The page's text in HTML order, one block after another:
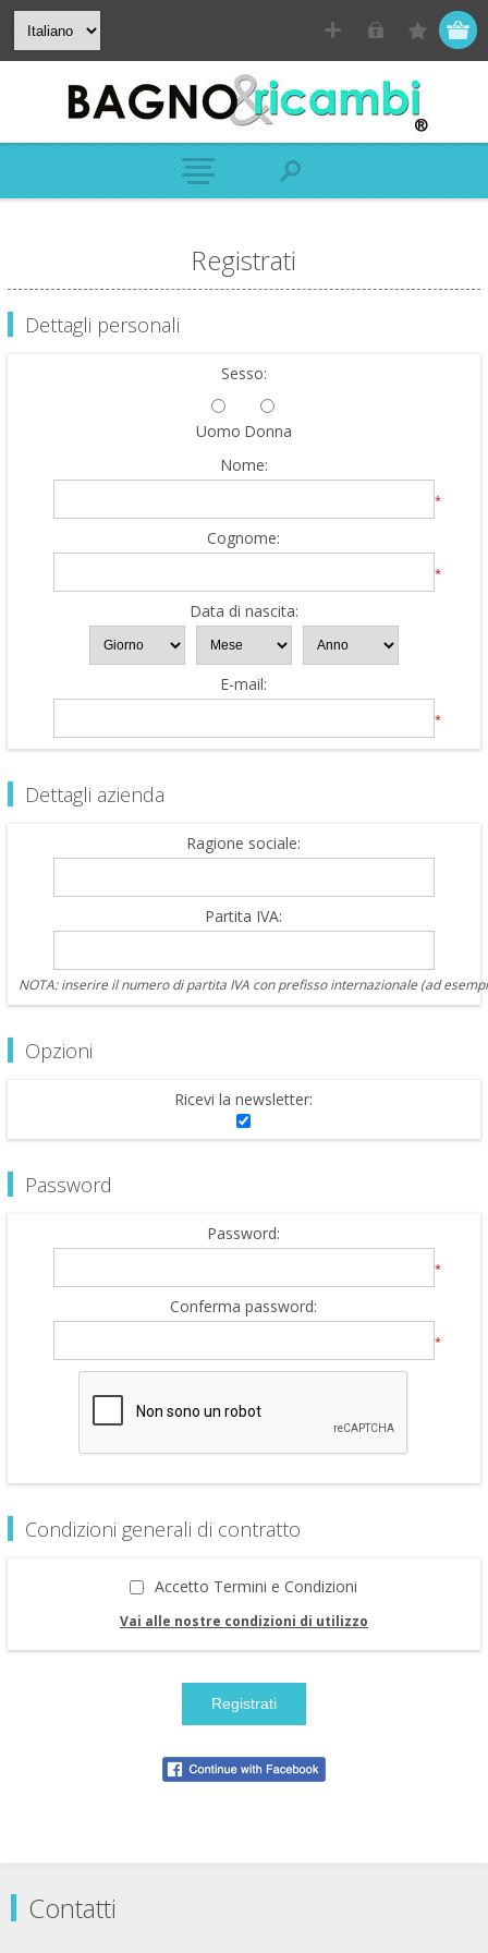
Registrati
Dettagli personali
Sesso:
Uomo Donna
Nome:
*
Cognome:
*
Data di nascita:
E-mail:
*
Dettagli azienda
Ragione sociale:
Partita IVA:
NOTA: inserire il numero di partita IVA con prefisso internazionale (ad
Opzioni
Ricevi la newsletter:
Password
Password:
*
Conferma password:
*
Condizioni generali di contratto
Accetto Termini e Condizioni
Vai alle nostre condizioni di utilizzo
Contatti